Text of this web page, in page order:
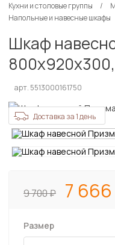
Кухни и столовые группы
Напольные и навесные шкафы
Шкаф
арт. 5513000161750
Доставка за 1 день
9 700 7 666
Размер